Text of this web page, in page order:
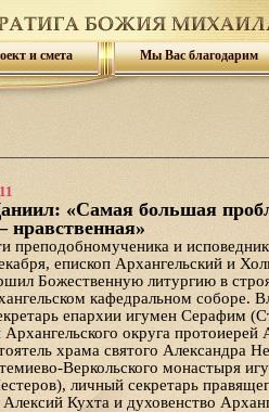
и смета Мы Вас благодарим
«Самая большая
нравственная»
преподобномученика и
епископ Архангельский и
Божественную литургию в
кафедральном соборе.
епархии игумен Серафим
округа протоиерей
храма святого Александра
Веркольского монастыря
личный секретарь
Кухта и духовенство